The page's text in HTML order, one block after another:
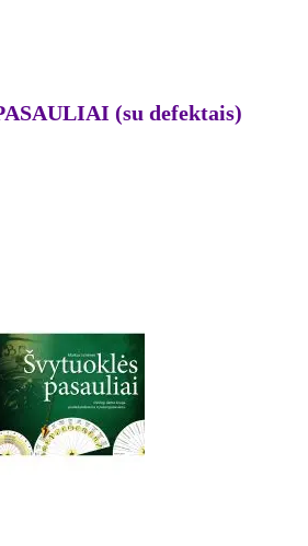
(su defektais)